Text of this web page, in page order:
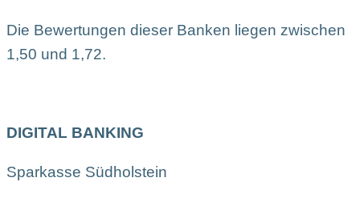
Die Bewertungen dieser Banken liegen zwischen
1,50 und 1,72.
DIGITAL BANKING
Sparkasse Südholstein